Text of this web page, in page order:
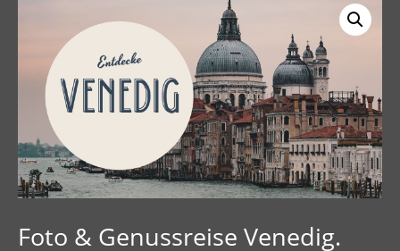
Foto & Genussreise Venedig.